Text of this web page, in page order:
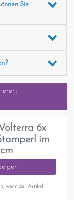
Sie
6x
im
wenn der Artikel